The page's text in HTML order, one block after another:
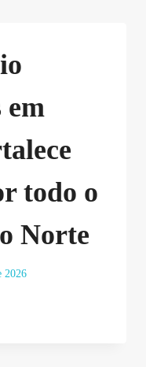
em
todo o
Norte
2026